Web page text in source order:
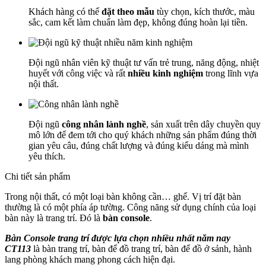
Khách hàng có thể đặt theo mẫu tùy chọn, kích thước, màu
sắc, cam kết làm chuẩn làm đẹp, không đúng hoàn lại tiền.
Đội ngũ nhân viên kỹ thuật tư vấn trẻ trung, năng động, nhiệt
huyết với công việc và rất nhiều kinh nghiệm trong lĩnh vựa
nội thất.
Đội ngũ công nhân lành nghề, sản xuất trên dây chuyền quy
mô lớn để đem tới cho quý khách những sản phẩm đúng thời
gian yêu câu, đúng chất lượng và đúng kiểu dáng mà mình
yêu thích.
Chi tiết sản phẩm
Trong nội thất, có một loại bàn không cần… ghế. Vị trí đặt bàn
thường là có một phía áp tường. Công năng sử dụng chính của loại
bàn này là trang trí. Ðó là bàn console.
Bàn Console trang trí được lựa chọn nhiều nhất năm nay
CT113 là bàn trang trí, bàn để đồ trang trí, bàn để đồ ở sảnh, hành
lang phòng khách mang phong cách hiện đại.